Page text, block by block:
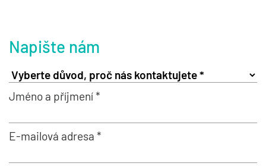
Napište nám
Jméno a příjmení *
E-mailová adresa *